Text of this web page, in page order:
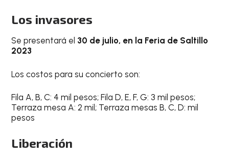
Los invasores
Se presentará el 30 de julio, en la Feria de Saltillo
2023
Los costos para su concierto son:
Fila A, B, C: 4 mil pesos; Fila D, E, F, G: 3 mil pesos;
Terraza mesa A: 2 mil; Terraza mesas B, C, D: mil
pesos
Liberación